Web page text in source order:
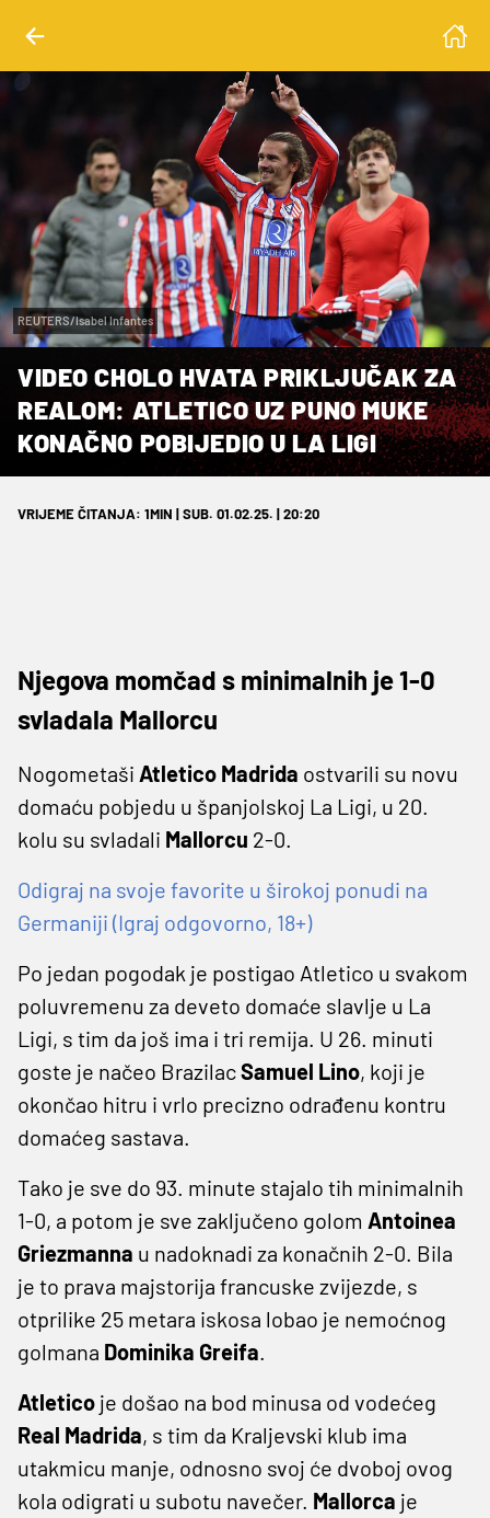
REUTERS/Isabel Infantes
VIDEO CHOLO HVATA PRIKLJUČAK ZA
REALOM: ATLETICO UZ PUNO MUKE
KONAČNO POBIJEDIO U LA LIGI
VRIJEME ČITANJA: 1MIN | SUB. 01.02.25. | 20:20
Njegova momčad s minimalnih je 1-0
svladala Mallorcu
Nogometaši Atletico Madrida ostvarili su novu
domaću pobjedu u španjolskoj La Ligi, u 20.
kolu su svladali Mallorcu 2-0.
Odigraj na svoje favorite u širokoj ponudi na
Germaniji (Igraj odgovorno, 18+)
Po jedan pogodak je postigao Atletico u svakom
poluvremenu za deveto domaće slavlje u La
Ligi, s tim da još ima i tri remija. U 26. minuti
goste je načeo BrazilacSamuel Lino, koji je
okončao hitru i vrlo precizno odrađenu kontru
domaćeg sastava.
Tako je sve do 93. minute stajalo tih minimalnih
1-0, a potom je sve zaključeno golom Antoinea
Griezmanna u nadoknadi za konačnih 2-0. Bila
je to prava majstorija francuske zvijezde, s
otprilike 25 metara iskosa lobao je nemoćnog
golmana Dominika Greifa.
Atletico je došao na bod minusa od vodećeg
Real Madrida, s tim da Kraljevski klub ima
utakmicu manje, odnosno svoj će dvoboj ovog
kola odigrati u subotu navečer. Mallorca je